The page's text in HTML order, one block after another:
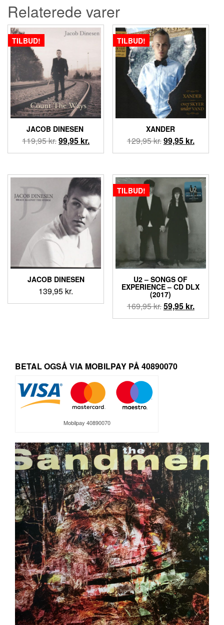
Relaterede varer
TILBUD!
JACOB DINESEN ‎
119,95kr.Den
oprindelige
var:
119,95 kr..
99,95 kr.Den
aktuelle
er:
99,95 kr..
TILBUD!
XANDER
129,95kr.Den
oprindelige
var:
129,95 kr..
99,95 kr.Den
aktuelle
er:
99,95
JACOB DINESEN
139,95 kr.
TILBUD!
U2 – SONGS OF
EXPERIENCE – CD DLX
(2017)
169,95kr.Den
oprindelige
59,95 kr.Den
aktuelle
BETAL OGSÅ VIA MOBILPAY PÅ 40890070
Mobilpay 40890070